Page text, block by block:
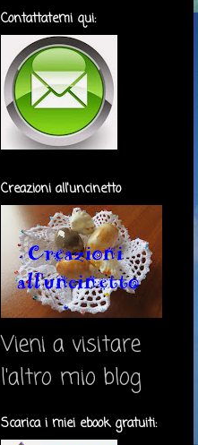
Contattatemi qui:
Creazioni all'uncinetto
Vieni a visitare
l'altro mio blog
Scarica i miei ebook gratuiti: